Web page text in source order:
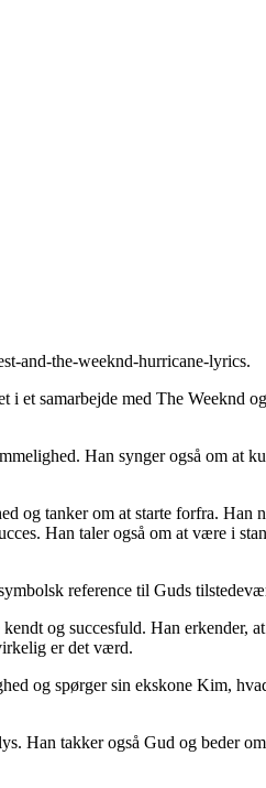
and-the-weeknd-hurricane-lyrics.
i et samarbejde med The Weeknd
Han synger også om at
og tanker om at starte forfra. Han
Han taler også om at være i
reference til Guds
og succesfuld. Han erkender,
er det værd.
og spørger sin ekskone Kim,
Han takker også Gud og beder